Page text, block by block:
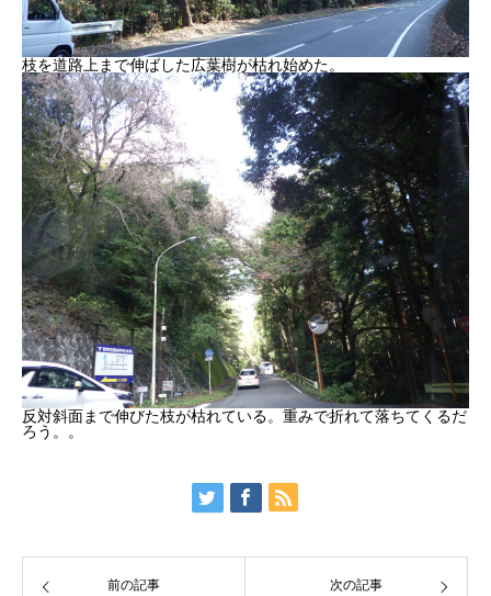
枝を道路上まで伸ばした広葉樹が枯れ始めた。
反対斜面まで伸びた枝が枯れている。重みで折れて落ちてくるだ
ろう。。
前の記事 次の記事